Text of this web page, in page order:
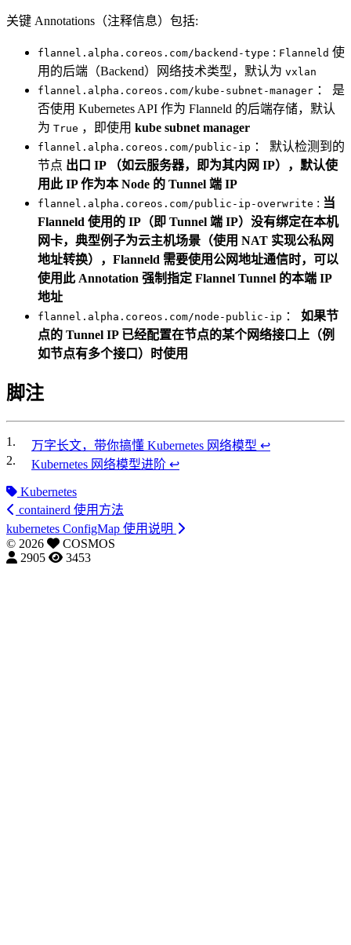
关键 Annotations（注释信息）包括:
flannel.alpha.coreos.com/backend-type : Flanneld 使
用的后端（Backend）网络技术类型，默认为 vxlan
flannel.alpha.coreos.com/kube-subnet-manager ： 是
否使用 Kubernetes API 作为 Flanneld 的后端存储，默认
为 True ，即使用 kube subnet manager
flannel.alpha.coreos.com/public-ip ： 默认检测到的
节点 出口 IP （如云服务器，即为其内网 IP），默认使
用此 IP 作为本 Node 的 Tunnel 端 IP
flannel.alpha.coreos.com/public-ip-overwrite : 当
Flanneld 使用的 IP（即 Tunnel 端 IP）没有绑定在本机
网卡，典型例子为云主机场景（使用 NAT 实现公私网
地址转换），Flanneld 需要使用公网地址通信时，可以
使用此 Annotation 强制指定 Flannel Tunnel 的本端 IP
地址
flannel.alpha.coreos.com/node-public-ip ： 如果节
点的 Tunnel IP 已经配置在节点的某个网络接口上（例
如节点有多个接口）时使用
脚注
1. 万字长文，带你搞懂 Kubernetes 网络模型 ↩
2.
Kubernetes 网络模型进阶 ↩
Kubernetes
containerd 使用方法
kubernetes ConfigMap 使用说明
© 2026
COSMOS
2905
3453